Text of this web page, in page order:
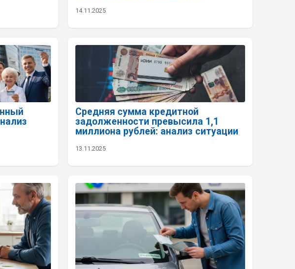
14.11.2025
Средняя сумма кредитной
задолженности превысила 1,1
миллиона рублей: анализ ситуации
13.11.2025